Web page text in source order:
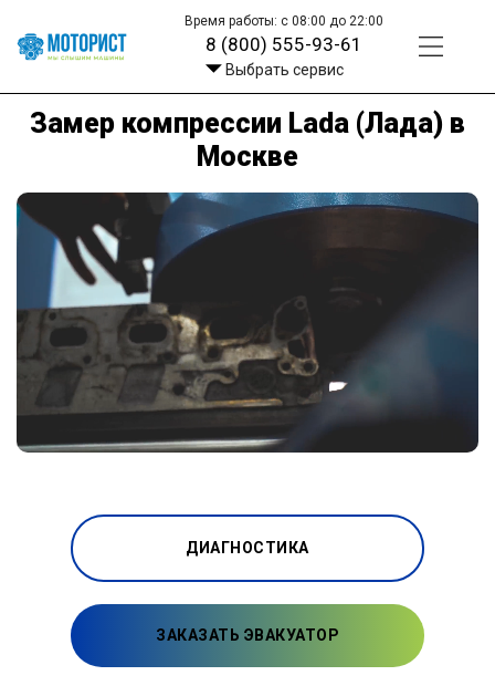
Время работы: с 08:00 до 22:00
8 (800) 555-93-61
Выбрать сервис
Замер компрессии Lada (Лада) в
Москве
ДИАГНОСТИКА
ЗАКАЗАТЬ ЭВАКУАТОР